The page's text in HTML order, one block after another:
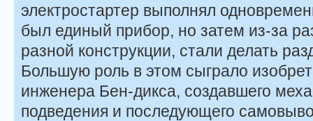
электростартер выполнял
был единый прибор, но затем из-за
разной конструкции, стали делать
Большую роль в этом сыграло
инженера Бен-дикса, создавшего
подведения и последующего